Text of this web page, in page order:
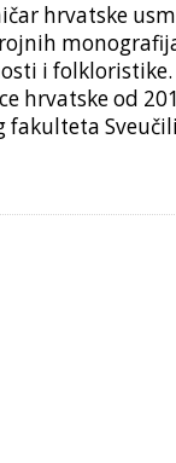
hrvatske
i folkloristike.
hrvatske od
fakulteta